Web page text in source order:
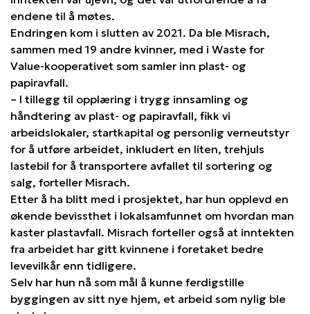
endene til å møtes.
Endringen kom i slutten av 2021. Da ble Misrach,
sammen med 19 andre kvinner, med i Waste for
Value-kooperativet som samler inn plast- og
papiravfall.
– I tillegg til opplæring i trygg innsamling og
håndtering av plast- og papiravfall, fikk vi
arbeidslokaler, startkapital og personlig verneutstyr
for å utføre arbeidet, inkludert en liten, trehjuls
lastebil for å transportere avfallet til sortering og
salg, forteller Misrach.
Etter å ha blitt med i prosjektet, har hun opplevd en
økende bevissthet i lokalsamfunnet om hvordan man
kaster plastavfall. Misrach forteller også at inntekten
fra arbeidet har gitt kvinnene i foretaket bedre
levevilkår enn tidligere.
Selv har hun nå som mål å kunne ferdigstille
byggingen av sitt nye hjem, et arbeid som nylig ble